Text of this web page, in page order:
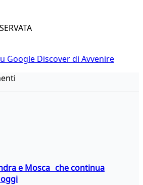
Google Discover di Avvenire
e Mosca che continua